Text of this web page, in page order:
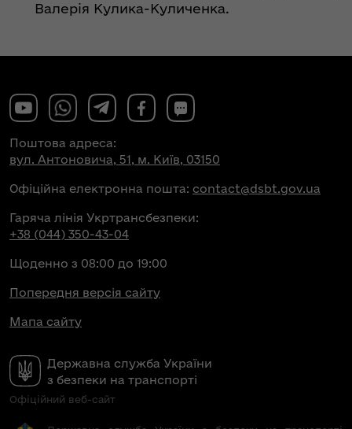
Валерія Кулика-Куличенка.
Державна служба України
з безпеки на транспорті
Офіційний веб-сайт
Поштова адреса:
вул. Антоновича, 51, м. Київ, 03150
Офіційна електронна пошта: contact@dsbt.gov.ua
Гаряча лінія Укртрансбезпеки:
+38 (044) 350-43-04
Щоденно з 08:00 до 19:00
Попередня версія сайту
Мапа сайту